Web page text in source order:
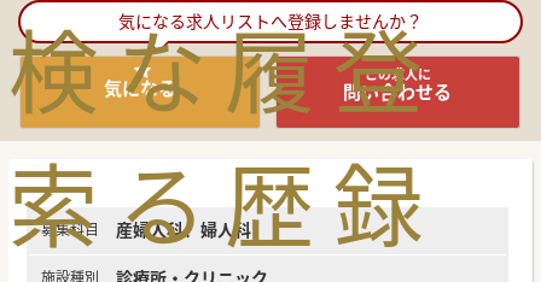
検
索
な
る
履
歴
登
録
気になる求人リストへ登録しませんか？
気になる
この求人に
問い合わせる
募集科目 産婦人科、婦人科